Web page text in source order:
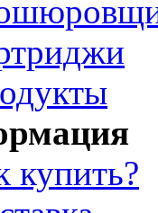
купить?